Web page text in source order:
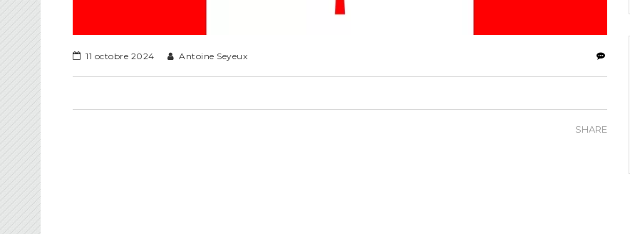
11 octobre 2024 Antoine Seyeux
SHARE